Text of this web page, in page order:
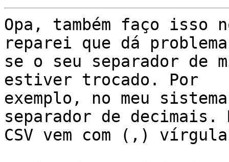
Opa, também faço isso
reparei que dá
se o seu separador de
estiver trocado. Por
exemplo, no meu
separador de decimais.
CSV vem com (,)